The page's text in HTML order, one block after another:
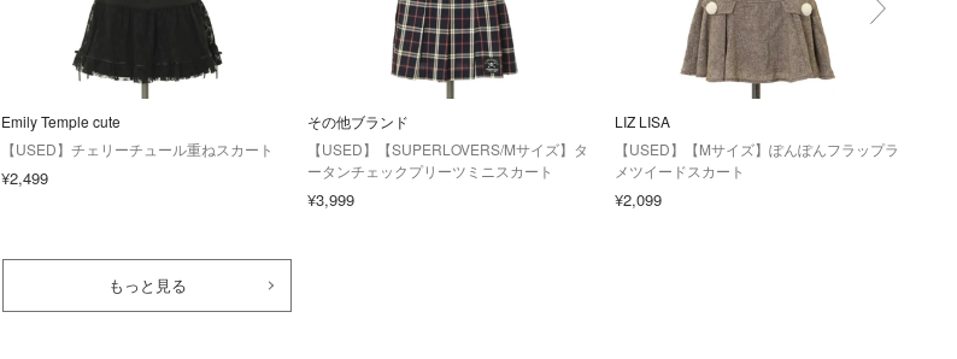
Emily Temple cute
【USED】チェリーチュール重ねスカート
¥2,499
その他ブランド
【USED】【SUPERLOVERS/Mサイズ】タ
ータンチェックプリーツミニスカート
¥3,999
LIZ LISA
【USED】【Mサイズ】ぽんぽんフラップラ
メツイードスカート
¥2,099
もっと見る